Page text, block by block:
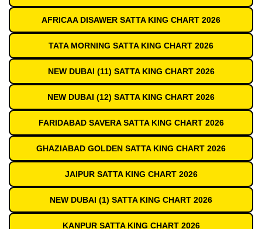
AFRICAA DISAWER SATTA KING CHART 2026
TATA MORNING SATTA KING CHART 2026
NEW DUBAI (11) SATTA KING CHART 2026
NEW DUBAI (12) SATTA KING CHART 2026
FARIDABAD SAVERA SATTA KING CHART 2026
GHAZIABAD GOLDEN SATTA KING CHART 2026
JAIPUR SATTA KING CHART 2026
NEW DUBAI (1) SATTA KING CHART 2026
KANPUR SATTA KING CHART 2026